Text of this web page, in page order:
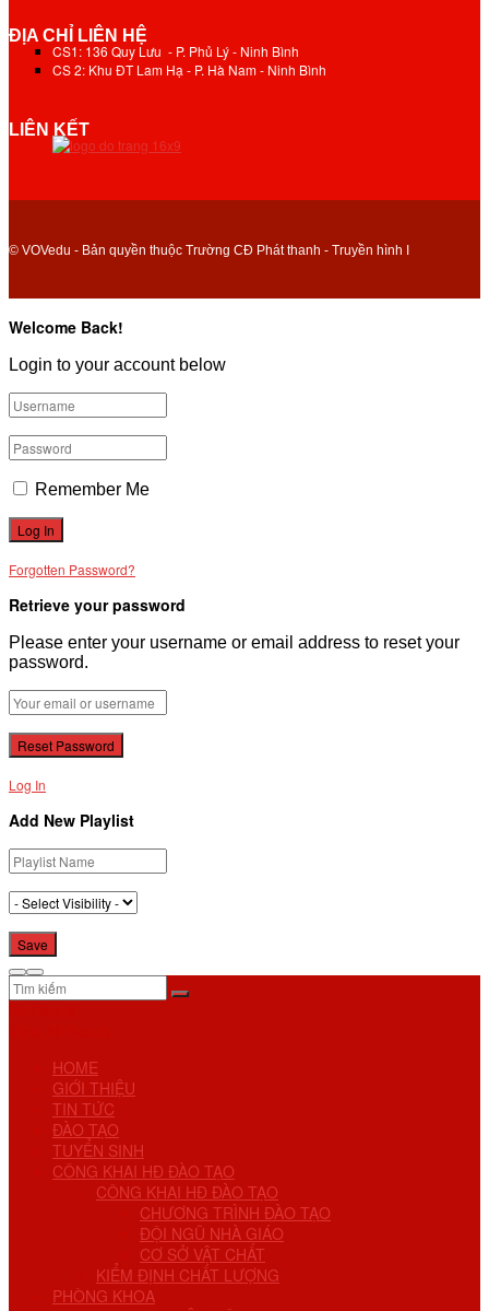
ĐỊA CHỈ LIÊN HỆ
CS1: 136 Quy Lưu - P. Phủ Lý - Ninh Bình
CS 2: Khu ĐT Lam Hạ - P. Hà Nam - Ninh Bình
LIÊN KẾT
© VOVedu - Bản quyền thuộc Trường CĐ Phát thanh - Truyền hình I
Welcome Back!
Login to your account below
Remember Me
Forgotten Password?
Retrieve your password
Please enter your username or email address to reset your
password.
Log In
Add New Playlist
HOME
GIỚI THIỆU
TIN TỨC
ĐÀO TẠO
TUYỂN SINH
CÔNG KHAI HĐ ĐÀO TẠO
CÔNG KHAI HĐ ĐÀO TẠO
CHƯƠNG TRÌNH ĐÀO TẠO
ĐỘI NGŨ NHÀ GIÁO
CƠ SỞ VẬT CHẤT
KIỂM ĐỊNH CHẤT LƯỢNG
PHÒNG KHOA